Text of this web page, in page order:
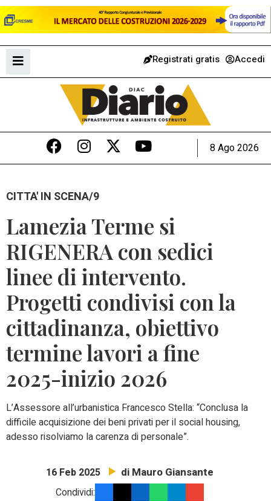
Registrati gratis Accedi
8 Ago 2026
CITTA' IN SCENA/9
Lamezia Terme si
RIGENERA con sedici
linee di intervento.
Progetti condivisi con la
cittadinanza, obiettivo
termine lavori a fine
2025-inizio 2026
L’Assessore all’urbanistica Francesco Stella: “Conclusa la
difficile acquisizione dei beni privati per il social housing,
adesso risolviamo la carenza di personale”.
16 Feb 2025 di Mauro Giansante
Condividi: